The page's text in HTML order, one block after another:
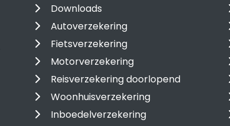
Downloads
Autoverzekering
Fietsverzekering
Motorverzekering
Reisverzekering doorlopend
Woonhuisverzekering
Inboedelverzekering